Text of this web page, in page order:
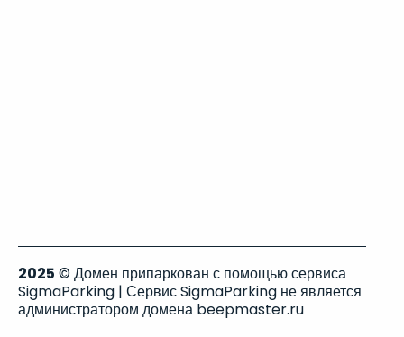
2025 © Домен припаркован с помощью сервиса
SigmaParking | Сервис SigmaParking не является
администратором домена beepmaster.ru